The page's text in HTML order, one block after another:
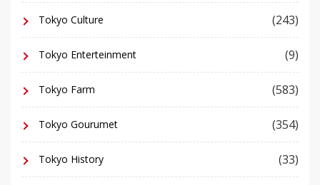
Tokyo Culture (243)
Tokyo Enterteinment (9)
Tokyo Farm (583)
Tokyo Gourumet (354)
Tokyo History (33)